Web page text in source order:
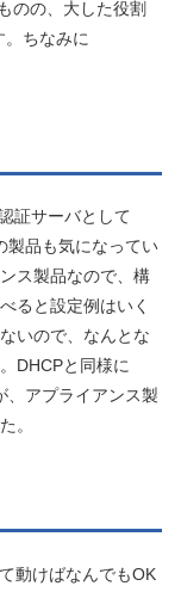
のの、大した役割
ちなみに
証サーバとして
製品も気になってい
ス製品なので、構
ると設定例はいく
いので、なんとな
DHCPと同様に
、アプライアンス製
。
動けばなんでもOK